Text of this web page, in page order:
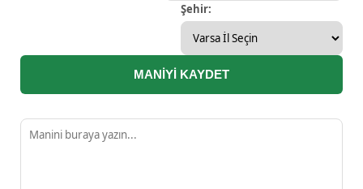
Şehir:
MANİYİ KAYDET